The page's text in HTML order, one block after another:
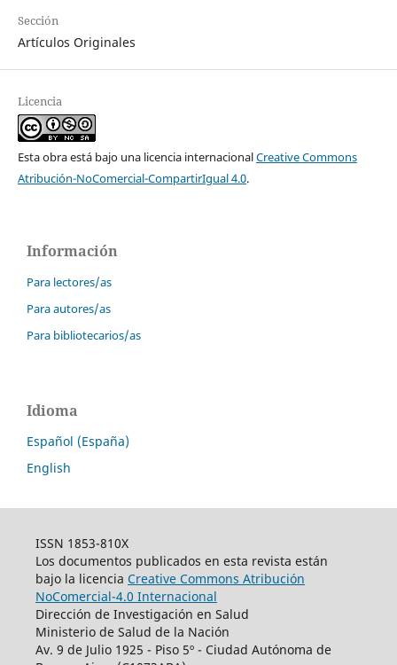
Sección
Artículos Originales
Licencia
Esta obra está bajo una licencia internacionalCreative Commons
Atribución-NoComercial-CompartirIgual 4.0.
Información
Para lectores/as
Para autores/as
Para bibliotecarios/as
Idioma
Español (España)
English
ISSN 1853-810X
Los documentos publicados en esta revista están
bajo la licencia Creative Commons Atribución
NoComercial-4.0 Internacional
Dirección de Investigación en Salud
Ministerio de Salud de la Nación
Av. 9 de Julio 1925 - Piso 5º - Ciudad Autónoma de